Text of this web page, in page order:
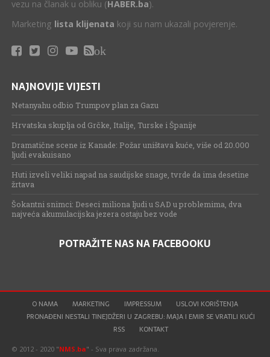
vezu na članak u obliku (HABER.ba).
Marketing lista klijenata koji su nam ukazali povjerenje.
ok
NAJNOVIJE VIJESTI
Netanyahu odbio Trumpov plan za Gazu
Hrvatska skuplja od Grčke, Italije, Turske i Španije
Dramatične scene iz Kanade: Požar uništava kuće, više od 20.000
ljudi evakuisano
Huti izveli veliki napad na saudijske snage, tvrde da ima desetine
žrtava
Šokantni snimci: Deseci miliona ljudi u SAD u problemima, dva
najveća akumulacijska jezera ostaju bez vode
POTRAŽITE NAS NA FACEBOOKU
O NAMA MARKETING IMPRESSUM
USLOVI KORIŠTENJA
PRONAĐENI NESTALI TINEJDŽERI U ZAGREBU: MAJA I EMIR SE VRATILI KUĆI
RSS
KONTAKT
© 2012 - 2020 "NMS.ba" - Sva prava zadržana.